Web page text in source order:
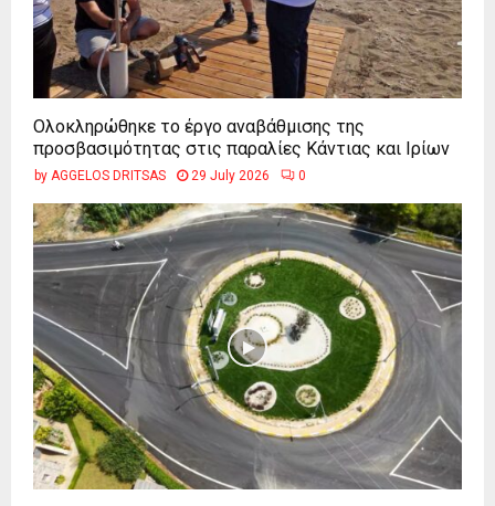
Ολοκληρώθηκε το έργο αναβάθμισης της
προσβασιμότητας στις παραλίες Κάντιας και Ιρίων
by AGGELOS DRITSAS 29 July 2026 0